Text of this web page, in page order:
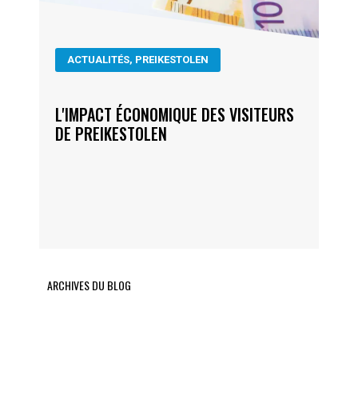
ACTUALITÉS, PREIKESTOLEN
L'IMPACT ÉCONOMIQUE DES VISITEURS
DE PREIKESTOLEN
ARCHIVES DU BLOG